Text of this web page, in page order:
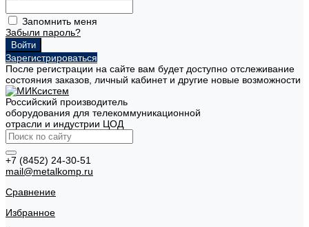
Запомнить меня
Забыли пароль?
Зарегистрироваться
После регистрации на сайте вам будет доступно отслеживание
состояния заказов, личный кабинет и другие новые возможности
Российский производитель
оборудования для телекоммуникационной
отрасли и индустрии ЦОД
+7 (8452) 24-30-51
mail@metalkomp.ru
Сравнение
Избранное